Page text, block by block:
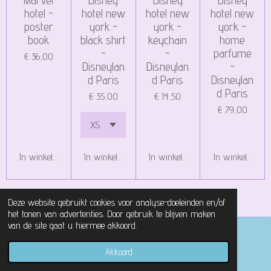
Deze website gebruikt cookies voor analyse-doeleinden en/of
het tonen van advertenties. Door gebruik te blijven maken
van de site gaat u hiermee akkoord.
Akkoord
hotel -
poster
book
€ 36,00
In winkelwagen
hotel new
york -
black shirt
-
Disneylan
d Paris
€ 35,00
In winkelwagen
hotel new
york -
keychain
-
Disneylan
d Paris
€ 14,50
In winkelwagen
hotel new
york -
home
parfume
-
Disneylan
d Paris
€ 79,00
In winkelwagen